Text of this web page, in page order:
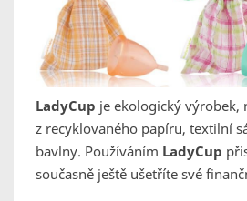
LadyCup je ekologický výrobek,
z recyklovaného papíru, textilní
bavlny. Používáním LadyCup
současně ještě ušetříte své